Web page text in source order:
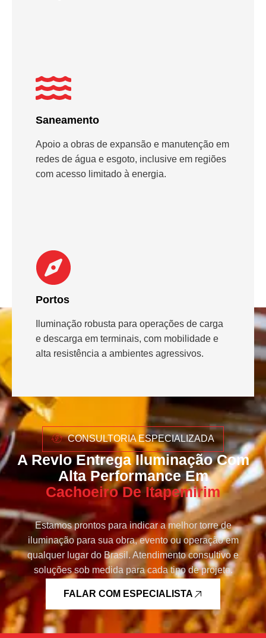
Saneamento
Apoio a obras de expansão e manutenção em
redes de água e esgoto, inclusive em regiões
com acesso limitado à energia.
Portos
Iluminação robusta para operações de carga
e descarga em terminais, com mobilidade e
alta resistência a ambientes agressivos.
CONSULTORIA ESPECIALIZADA
A Revlo Entrega Iluminação Com
Alta Performance Em
Cachoeiro De Itapemirim
Estamos prontos para indicar a melhor torre de
iluminação para sua obra, evento ou operação em
qualquer lugar do Brasil. Atendimento consultivo e
soluções sob medida para cada tipo de projeto.
FALAR COM ESPECIALISTA